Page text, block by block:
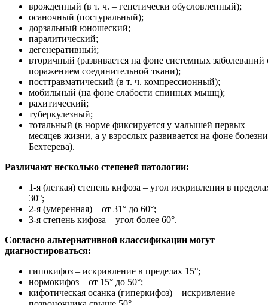
врожденный (в т. ч. – генетически обусловленный);
осаночный (постуральный);
дорзальный юношеский;
паралитический;
дегенеративный;
вторичный (развивается на фоне системных заболеваний
поражением соединительной ткани);
посттравматический (в т. ч. компрессионный);
мобильный (на фоне слабости спинных мышц);
рахитический;
туберкулезный;
тотальный (в норме фиксируется у малышей первых
месяцев жизни, а у взрослых развивается на фоне болезни
Бехтерева).
Различают несколько степеней патологии:
1-я (легкая) степень кифоза – угол искривления в
30°;
2-я (умеренная) – от 31° до 60°;
3-я степень кифоза – угол более 60°.
Согласно альтернативной классификации могут
диагностироваться:
гипокифоз – искривление в пределах 15°;
нормокифоз – от 15° до 50°;
кифотическая осанка (гиперкифоз) – искривление